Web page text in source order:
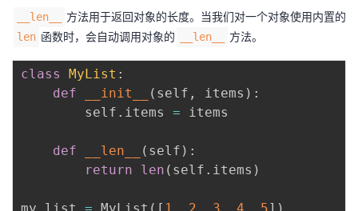
__len__ 方法用于返回对象的长度。当我们对一个对象使用内置的
len 函数时，会自动调用对象的 __len__ 方法。
class MyList :
def
__init__ ( self , items ) :
        self
. items = items
def __len__ ( self ) :
return
len ( self . items )